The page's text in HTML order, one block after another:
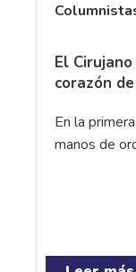
El
corazón
En la
manos de